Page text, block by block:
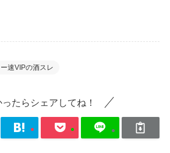
速VIPの酒スレ
ったらシェアしてね！